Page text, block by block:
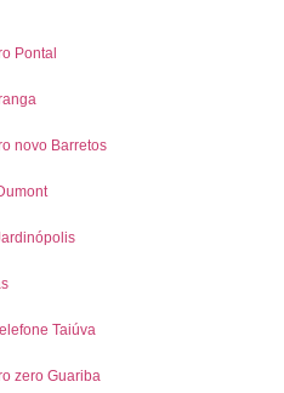
Zero
Veículos
Zero
Preço
Valor
Pontal
novo Barretos
Taiúva
zero Guariba